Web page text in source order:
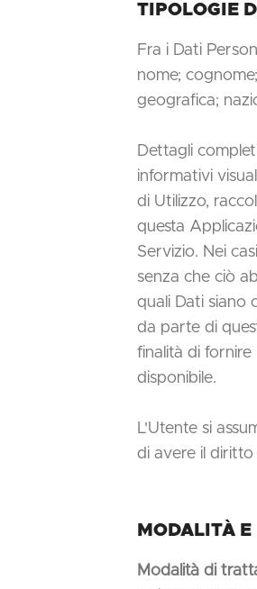
TIPOLOGIE
Fra i Dati
nome;
geografica;
Dettagli
informativi
di Utilizzo,
questa
Servizio. Nei
senza che ciò
quali Dati siano
da parte di
finalità di fornire
disponibile.
L'Utente si
di avere il diritto
MODALITÀ
Modalità di